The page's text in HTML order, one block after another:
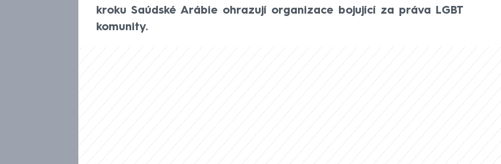
kroku Saúdské Arábie ohrazují organizace bojující za práva LGBT
komunity.